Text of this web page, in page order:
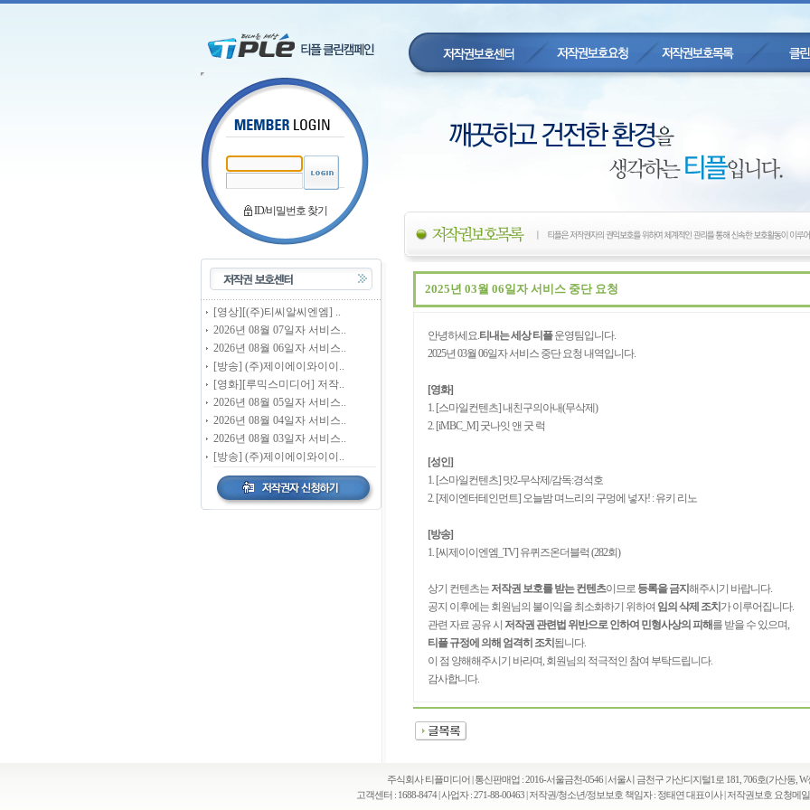
ID/비밀번호 찾기
[영상][(주)티씨알씨엔엠] ..
2026년 08월 07일자 서비스..
2026년 08월 06일자 서비스..
[방송] (주)제이에이와이이..
[영화][루믹스미디어] 저작..
2026년 08월 05일자 서비스..
2026년 08월 04일자 서비스..
2026년 08월 03일자 서비스..
[방송] (주)제이에이와이이..
2025년 03월 06일자 서비스 중단 요청
안녕하세요.티내는 세상 티플운영팀입니다.
2025년 03월 06일자 서비스 중단 요청 내역입니다.
[영화]
1. [스마일컨텐츠] 내친구의아내(무삭제)
2. [iMBC_M] 굿나잇 앤 굿 럭
[성인]
1. [스마일컨텐츠] 맛2-무삭제/감독:경석호
2. [제이엔터테인먼트] 오늘밤 며느리의 구멍에 넣자! : 유키 리노
[방송]
1. [씨제이이엔엠_TV] 유퀴즈온더블럭 (282회)
상기 컨텐츠는 저작권 보호를 받는 컨텐츠이므로 등록을 금지 해주시기 바랍니다.
공지 이후에는 회원님의 불이익을 최소화하기 위하여 임의 삭제 조치 가 이루어집니다.
관련 자료 공유 시 저작권 관련법 위반으로 인하여 민형사상의 피해를 받을 수 있으며,
티플 규정에 의해 엄격히 조치 됩니다.
이 점 양해해주시기 바라며, 회원님의 적극적인 참여 부탁드립니다.
감사합니다.
주식회사 티플미디어 | 통신판매업 : 2016-서울금천-0546 | 서울시 금천구 가산디지털1로 181, 706호(가산동, W
고객센터 : 1688-8474 | 사업자 : 271-88-00463 | 저작권/청소년/정보보호 책임자 : 정태연 대표이사 | 저작권보호 요청메일 :